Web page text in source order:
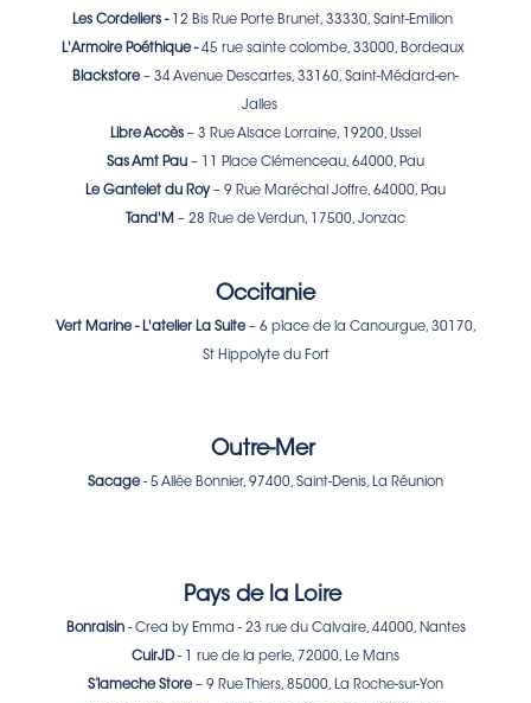
Les Cordeliers - 12 Bis Rue Porte Brunet, 33330, Saint-Emilion
L'Armoire Poéthique -45 rue sainte colombe, 33000, Bordeaux
Blackstore – 34 Avenue Descartes, 33160, Saint-Médard-en-
Jalles
Libre Accès – 3 Rue Alsace Lorraine, 19200, Ussel
Sas Amt Pau – 11 Place Clémenceau, 64000, Pau
Le Gantelet du Roy – 9 Rue Maréchal Joffre, 64000, Pau
Tand'M – 28 Rue de Verdun, 17500, Jonzac
Occitanie
Vert Marine - L'atelier La Suite– 6 place de la Canourgue, 30170,
St Hippolyte du Fort
Outre-Mer
Sacage - 5 Allée Bonnier, 97400, Saint-Denis, La Réunion
Pays de la Loire
Bonraisin- Crea by Emma - 23 rue du Calvaire, 44000, Nantes
CuirJD - 1 rue de la perle, 72000, Le Mans
S’lameche Store – 9 Rue Thiers, 85000, La Roche-sur-Yon